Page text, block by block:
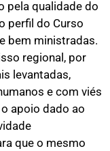
pela qualidade do
perfil do Curso
bem ministradas.
regional, por
levantadas,
e com viés
apoio dado ao
que o mesmo